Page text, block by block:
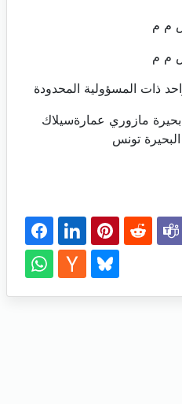
م م
م م
ذات المسؤولية المحدودة
مازوري عمارةسيلاك